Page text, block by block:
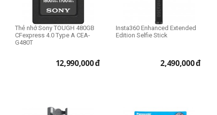
Thẻ nhớ Sony TOUGH 480GB
CFexpress 4.0 Type A CEA-
G480T
12,990,000đ
Insta360 Enhanced Extended
Edition Selfie Stick
2,490,000đ